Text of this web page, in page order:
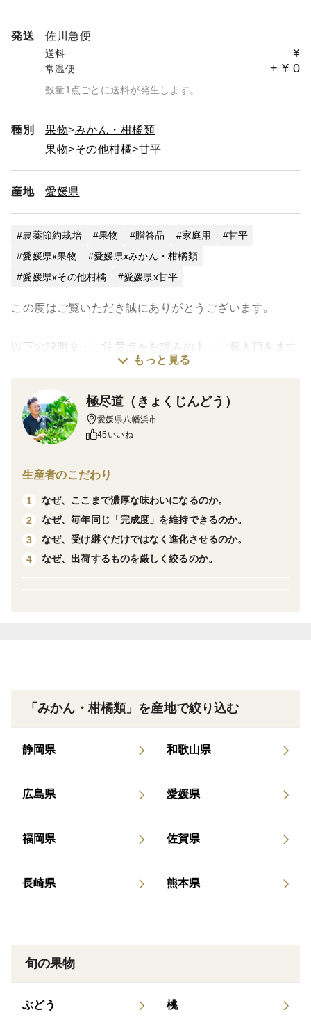
発送 佐川急便
送料 ¥
常温便 + ¥ 0
数量1点ごとに送料が発生します。
種別 果物
みかん・柑橘類
果物
その他柑橘 甘平
産地 愛媛県
農薬節約栽培 果物 贈答品 家庭用
甘平
愛媛県x果物
愛媛県xみかん・柑橘類
愛媛県xその他柑橘
愛媛県x甘平
この度はご覧いただき誠にありがとうございます。
以下の説明文・ご注意点をお読みの上、ご購入頂きます
よう宜しくお願い致します。
【三つの太陽に照らされて】
愛媛のみかんは太陽と海、そして、石垣からの反射熱、
これを三つの太陽と呼んでいます。様々な方向から光を
のです。また、ミネラルを含んだ潮風をいっぱいに浴び
て育っています。
真面目にそして謙虚に最高のみかんを極め尽くす。
り、最高のみかんをつくります。
に「変わらぬ美味しいみかんを届ける」極め尽くされた
私たちは先代・先々代から受け継がれてきた「技術」
いきます。
シーな果汁は西之香、甘みの強さはぽんかんからそれぞ
もっと見る
極尽道（きょくじんどう）
愛媛県八幡浜市
45いいね
生産者のこだわり
1
なぜ、ここまで濃厚な味わいになるのか。
2
なぜ、毎年同じ「完成度」を維持できるのか。
3
なぜ、受け継ぐだけではなく進化させるのか。
4
なぜ、出荷するものを厳しく絞るのか。
「みかん・柑橘類」を産地で絞り込む
静岡県 和歌山県
広島県 愛媛県
福岡県 佐賀県
長崎県 熊本県
旬の果物
ぶどう 桃